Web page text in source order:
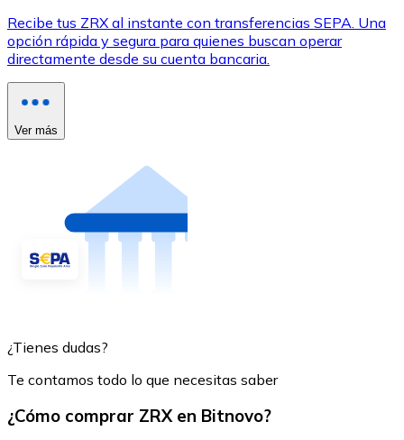
Recibe tus ZRX al instante con transferencias SEPA. Una
opción rápida y segura para quienes buscan operar
directamente desde su cuenta bancaria.
Ver más
¿Tienes dudas?
Te contamos todo lo que necesitas saber
¿Cómo comprar ZRX en Bitnovo?